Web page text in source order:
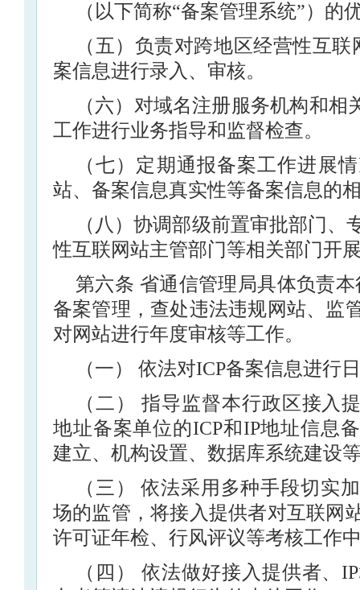
（以下简称“备案管理系统”）的
（五）负责对跨地区经营性互
案信息进行录入、审核。
（六）对域名注册服务机构和
工作进行业务指导和监督检查。
（七）定期通报备案工作进展
站、备案信息真实性等备案信息的
（八）协调部级前置审批部门、
性互联网站主管部门等相关部门开
第六条 省通信管理局具体负责
备案管理，查处违法违规网站、监
对网站进行年度审核等工作。
（一） 依法对ICP备案信息进行
（二） 指导监督本行政区接入
地址备案单位的ICP和IP地址信息
建立、机构设置、数据库系统建设
（三） 依法采用多种手段切实
场的监管，将接入提供者对互联网
许可证年检、行风评议等考核工作
（四） 依法做好接入提供者、